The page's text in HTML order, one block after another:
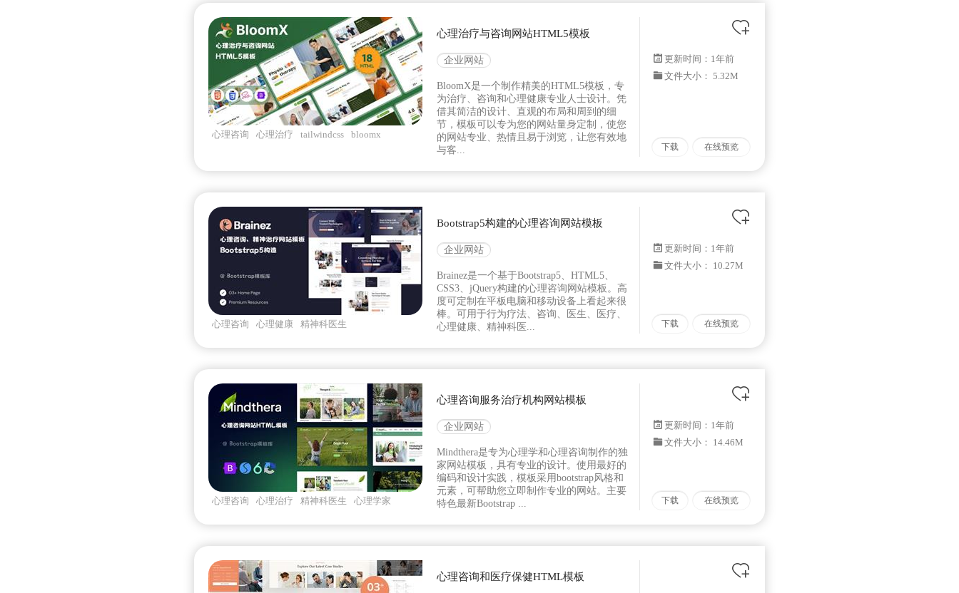
心理咨询 心理治疗 tailwindcss bloomx
心理治疗与咨询网站HTML5模板
企业网站
BloomX是一个制作精美的HTML5模板，专
为治疗、咨询和心理健康专业人士设计。凭
借其简洁的设计、直观的布局和周到的细
节，模板可以专为您的网站量身定制，使您
的网站专业、热情且易于浏览，让您有效地
与客...
更新时间： 1年前
文件大小： 5.32M
下载 在线预览
心理咨询 心理健康
精神科医生
Bootstrap5构建的心理咨询网站模板
企业网站
Brainez是一个基于Bootstrap5、HTML5、
CSS3、jQuery构建的心理咨询网站模板。高
度可定制在平板电脑和移动设备上看起来很
棒。可用于行为疗法、咨询、医生、医疗、
心理健康、精神科医...
更新时间： 1年前
文件大小： 10.27M
下载 在线预览
心理咨询 心理治疗 精神科医生
心理学家
心理咨询服务治疗机构网站模板
企业网站
Mindthera是专为心理学和心理咨询制作的独
家网站模板，具有专业的设计。使用最好的
编码和设计实践，模板采用bootstrap风格和
元素，可帮助您立即制作专业的网站。主要
特色最新Bootstrap ...
更新时间： 1年前
文件大小： 14.46M
下载 在线预览
心理咨询和医疗保健HTML模板